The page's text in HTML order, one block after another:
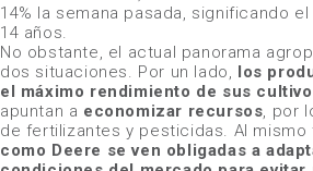
14% la semana pasada, significando
14 años.
No obstante, el actual panorama
dos situaciones. Por un lado, los
el máximo rendimiento de sus
apuntan a economizar recursos, por
de fertilizantes y pesticidas. Al mismo
como Deere se ven obligadas a